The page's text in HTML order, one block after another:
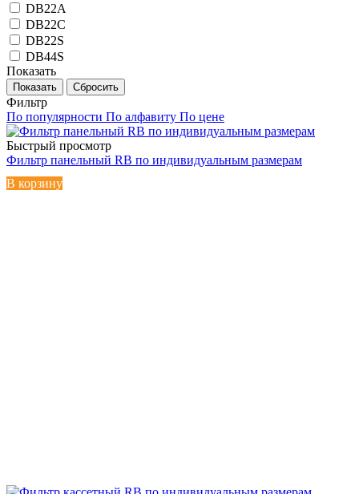
DB22A
DB22C
DB22S
DB44S
Показать
Сбросить
Фильтр
По популярности По алфавиту По цене
Быстрый просмотр
Фильтр панельный RB по индивидуальным размерам
В корзину